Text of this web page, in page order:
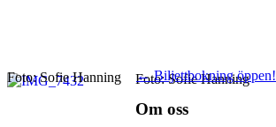
Foto: Sofie Hanning Foto: Sofie Hanning
Inläggsnavigering
←Biljettbokning öppen!
Om oss